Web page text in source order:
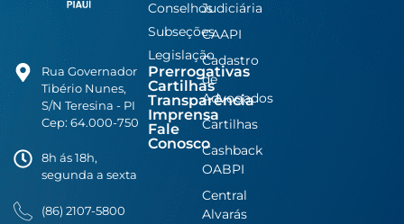
Rua Governador
Tibério Nunes,
S/N Teresina - PI
Cep: 64.000-750
8h ás 18h,
segunda a sexta
(86) 2107-5800
Conselhos
Subseções
Legislação
Prerrogativas
Cartilhas
Transparência
Imprensa
Fale
Conosco
Judiciária
CAAPI
Cadastro
de
Advogados
Cartilhas
Cashback
OABPI
Central
Alvarás